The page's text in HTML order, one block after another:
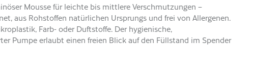
Mousse für leichte bis mittlere Verschmutzungen –
aus Rohstoffen natürlichen Ursprungs und frei von Allergenen.
Farb- oder Duftstoffe. Der hygienische,
Pumpe erlaubt einen freien Blick auf den Füllstand im Spender